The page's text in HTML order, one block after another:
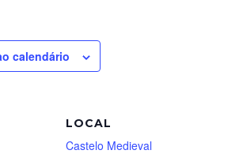
calendário
LOCAL
Castelo Medieval